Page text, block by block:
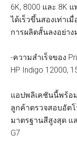
6K, 8000 และ 8K
ได้เร็วขึ้นสองเท่าเ
การผลิตสั้นลงอย่าง
-ความสำเร็จของ
HP Indigo 12000,
แอปพลิเคชันนี้พร้อ
ลูกค้าตรวจสอบอัต
มาตรฐานสีสูงสุด แ
G7